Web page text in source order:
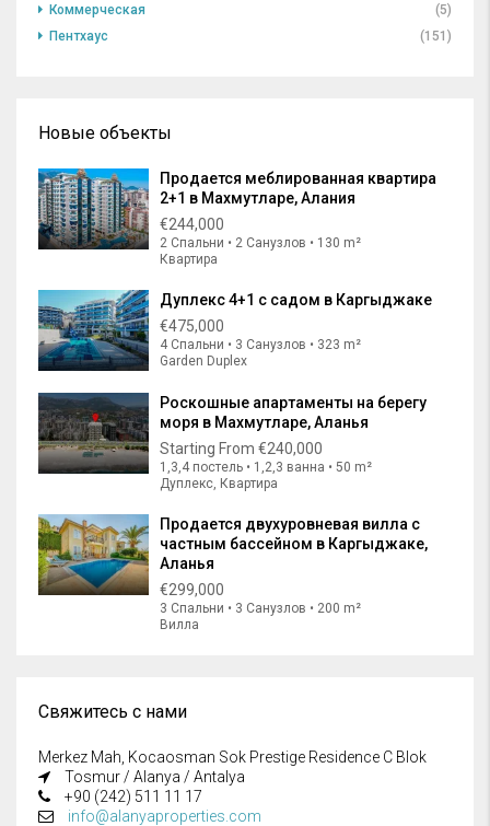
Коммерческая
(5)
Пентхаус
(151)
Новые объекты
Продается меблированная квартира
2+1 в Махмутларе, Алания
€244,000
2 Спальни • 2 Санузлов • 130 m²
Квартира
Дуплекс 4+1 с садом в Каргыджаке
€475,000
4 Спальни • 3 Санузлов • 323 m²
Garden Duplex
Роскошные апартаменты на берегу
моря в Махмутларе, Аланья
Starting From €240,000
1,3,4 постель • 1,2,3 ванна • 50 m²
Дуплекс, Квартира
Продается двухуровневая вилла с
частным бассейном в Каргыджаке,
Аланья
€299,000
3 Спальни • 3 Санузлов • 200 m²
Вилла
Свяжитесь с нами
Merkez Mah, Kocaosman Sok Prestige Residence C Blok
Tosmur / Alanya / Antalya
+90 (242) 511 11 17
info@alanyaproperties.com